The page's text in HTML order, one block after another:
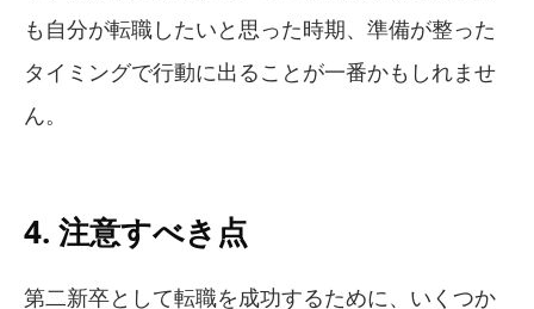
も自分が転職したいと思った時期、準備が整った
タイミングで行動に出ることが一番かもしれませ
ん。
4. 注意すべき点
第二新卒として転職を成功するために、いくつか